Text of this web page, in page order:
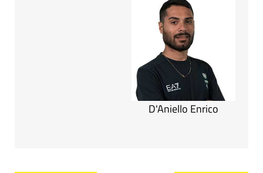
D'Aniello Enrico